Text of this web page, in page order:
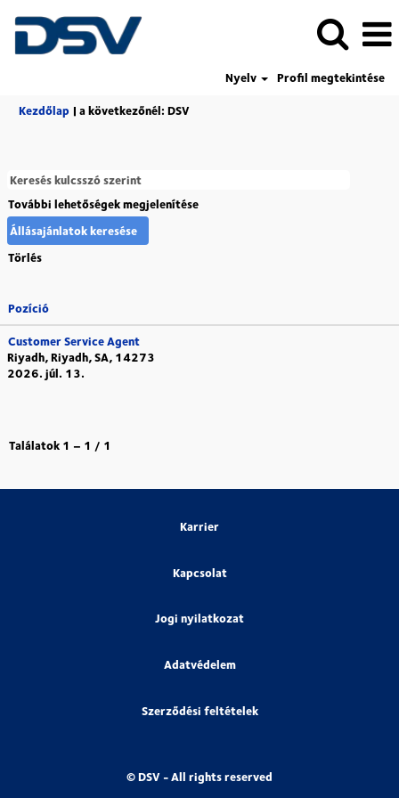
Nyelv
Profil megtekintése
Kezdőlap | a következőnél: DSV(aktuális
További lehetőségek megjelenítése
Törlés
Pozíció
Customer Service Agent
Riyadh, Riyadh, SA, 14273
2026. júl. 13.
Találatok 1 – 1 / 1
Karrier
Kapcsolat
Jogi nyilatkozat
Adatvédelem
Szerződési feltételek
© DSV - All rights reserved